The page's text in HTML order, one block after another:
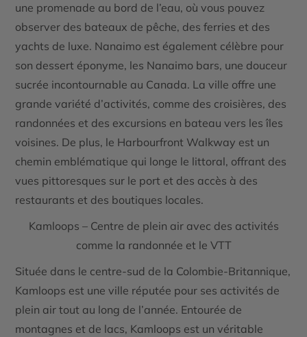
une promenade au bord de l’eau, où vous pouvez
observer des bateaux de pêche, des ferries et des
yachts de luxe. Nanaimo est également célèbre pour
son dessert éponyme, les Nanaimo bars, une douceur
sucrée incontournable au Canada. La ville offre une
grande variété d’activités, comme des croisières, des
randonnées et des excursions en bateau vers les îles
voisines. De plus, le Harbourfront Walkway est un
chemin emblématique qui longe le littoral, offrant des
vues pittoresques sur le port et des accès à des
restaurants et des boutiques locales.
Kamloops – Centre de plein air avec des activités
comme la randonnée et le VTT
Située dans le centre-sud de la Colombie-Britannique,
Kamloops est une ville réputée pour ses activités de
plein air tout au long de l’année. Entourée de
montagnes et de lacs, Kamloops est un véritable